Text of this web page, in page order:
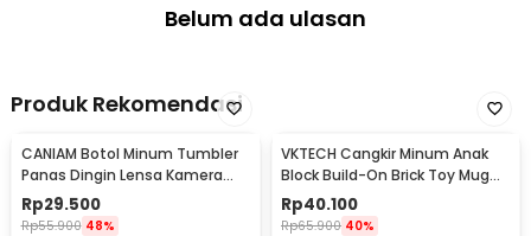
Belum ada ulasan
Produk Rekomendasi
CANIAM Botol Minum Tumbler
Panas Dingin Lensa Kamera
24-105mm 400ml
Rp29.500
Rp55.900 48%
VKTECH Cangkir Minum Anak
Block Build-On Brick Toy Mug
350ml - 936SN
Rp40.100
Rp65.900 40%